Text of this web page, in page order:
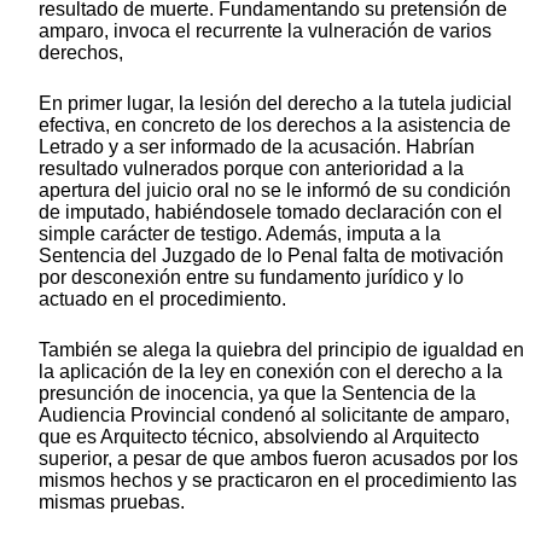
resultado de muerte. Fundamentando su pretensión de
amparo, invoca el recurrente la vulneración de varios
derechos,
En primer lugar, la lesión del derecho a la tutela judicial
efectiva, en concreto de los derechos a la asistencia de
Letrado y a ser informado de la acusación. Habrían
resultado vulnerados porque con anterioridad a la
apertura del juicio oral no se le informó de su condición
de imputado, habiéndosele tomado declaración con el
simple carácter de testigo. Además, imputa a la
Sentencia del Juzgado de lo Penal falta de motivación
por desconexión entre su fundamento jurídico y lo
actuado en el procedimiento.
También se alega la quiebra del principio de igualdad en
la aplicación de la ley en conexión con el derecho a la
presunción de inocencia, ya que la Sentencia de la
Audiencia Provincial condenó al solicitante de amparo,
que es Arquitecto técnico, absolviendo al Arquitecto
superior, a pesar de que ambos fueron acusados por los
mismos hechos y se practicaron en el procedimiento las
mismas pruebas.